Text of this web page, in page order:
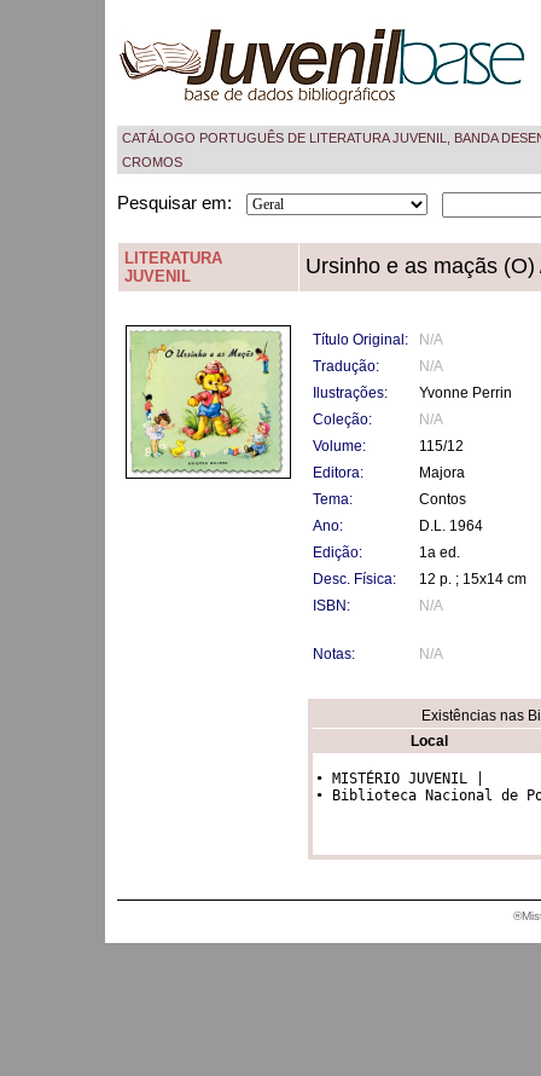
CATÁLOGO PORTUGUÊS DE LITERATURA JUVENIL, BANDA
CROMOS
Pesquisar em:
LITERATURA
JUVENIL
Ursinho e as maçãs (O)
Título Original:
N/A
Tradução:
N/A
Ilustrações:
Yvonne Perrin
Coleção:
N/A
Volume:
115/12
Editora:
Majora
Tema:
Contos
Ano:
D.L. 1964
Edição:
1a ed.
Desc. Física:
12 p. ; 15x14 cm
ISBN:
N/A
Notas: N/A
Existências nas
Local
• MISTÉRIO JUVENIL |
• Biblioteca Nacional de